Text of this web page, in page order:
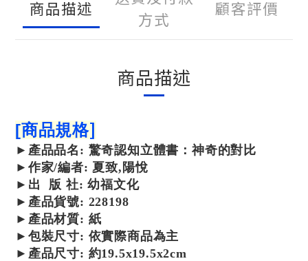
商品描述
方式
顧客評價
商品描述
[商品規格]
► 產品品名: 驚奇認知立體書：神奇的對比
►作家/編者: 夏致,陽悅
► 出 版 社: 幼福文化
► 產品貨號: 228198
► 產品材質: 紙
►包裝尺寸: 依實際商品為主
►產品尺寸: 約19.5x19.5x2cm